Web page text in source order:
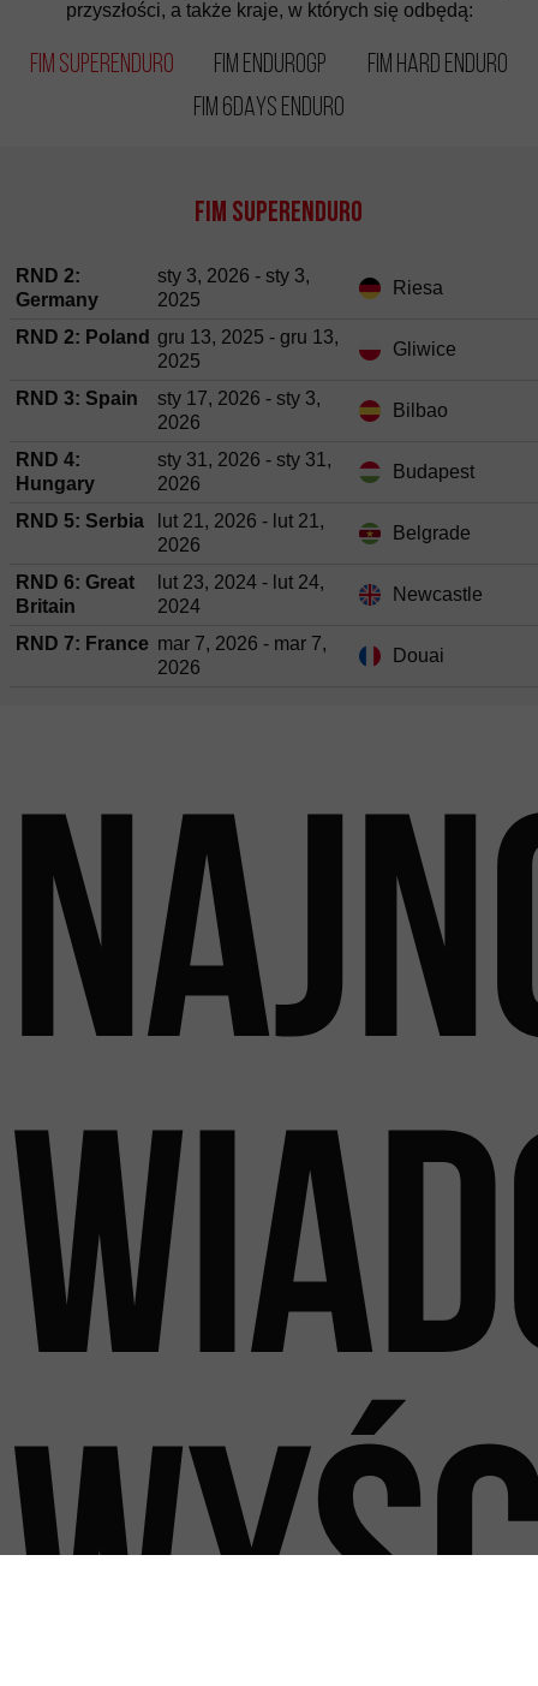
przyszłości, a także kraje, w których się odbędą:
FIM SuperEnduro FIM EnduroGP
FIM Hard Enduro
FIM 6DAYS Enduro
FIM SuperEnduro
RND 2:
Germany
sty 3, 2026 - sty 3,
2025
Riesa
RND 2: Poland gru 13, 2025 - gru 13,
2025
Gliwice
RND 3: Spain
sty 17, 2026 - sty 3,
2026
Bilbao
RND 4:
Hungary
sty 31, 2026 - sty 31,
2026
Budapest
RND 5: Serbia
lut 21, 2026 - lut 21,
2026
Belgrade
RND 6: Great
Britain
lut 23, 2024 - lut 24,
2024
Newcastle
RND 7: France mar 7, 2026 - mar 7,
2026
Douai